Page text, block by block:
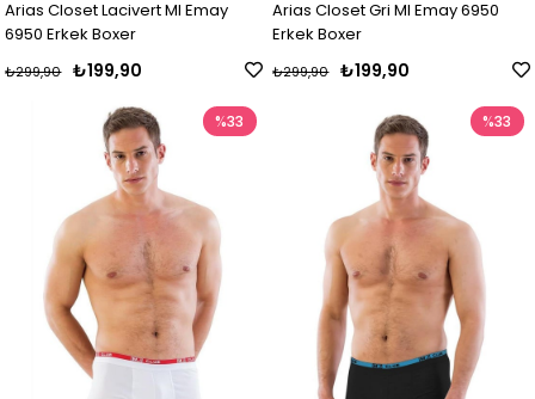
Arias Closet Lacivert MI Emay
6950 Erkek Boxer
₺199,90
₺299,90
Arias Closet Gri MI Emay 6950
Erkek Boxer
₺199,90
₺299,90
%33 %33